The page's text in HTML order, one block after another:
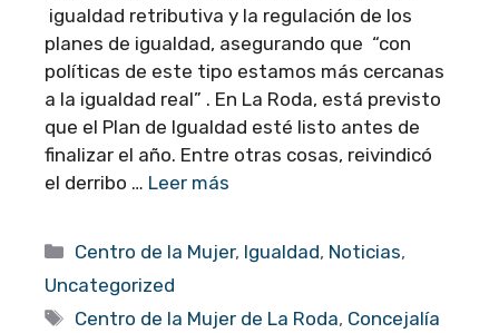
igualdad retributiva y la regulación de los
planes de igualdad, asegurando que “con
políticas de este tipo estamos más cercanas
a la igualdad real” . En La Roda, está previsto
que el Plan de Igualdad esté listo antes de
finalizar el año. Entre otras cosas, reivindicó
el derribo … Leer más
Categorías
Centro de la Mujer, Igualdad, Noticias,
Uncategorized
Etiquetas
Centro de la Mujer de La Roda, Concejalía